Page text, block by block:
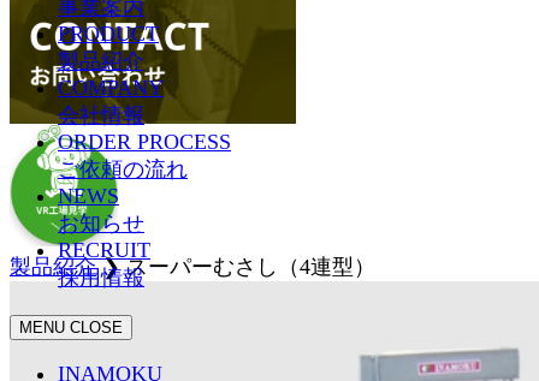
事業案内
PRODUCT
製品紹介
COMPANY
会社情報
ORDER PROCESS
ご依頼の流れ
NEWS
お知らせ
RECRUIT
採用情報
MENU CLOSE
INAMOKU
製品紹介 ❯ スーパーむさし（4連型）